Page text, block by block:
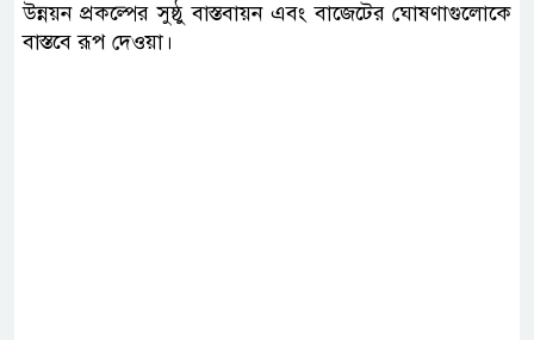
উন্নয়ন প্রকল্পের সুষ্ঠু বাস্তবায়ন এবং বাজেটের ঘোষণাগুলোকে
বাস্তবে রূপ দেওয়া।